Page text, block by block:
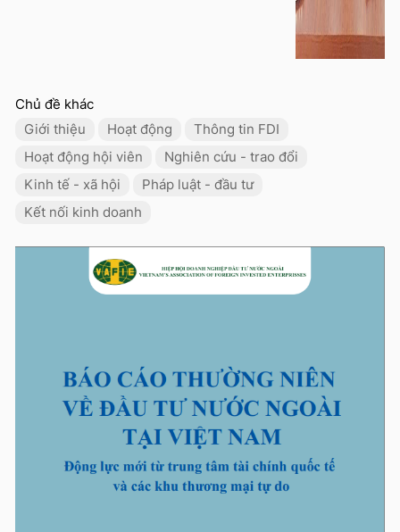
Chủ đề khác
Giới thiệu
Hoạt động
Thông tin FDI
Hoạt động hội viên
Nghiên cứu - trao đổi
Kinh tế - xã hội
Pháp luật - đầu tư
Kết nối kinh doanh